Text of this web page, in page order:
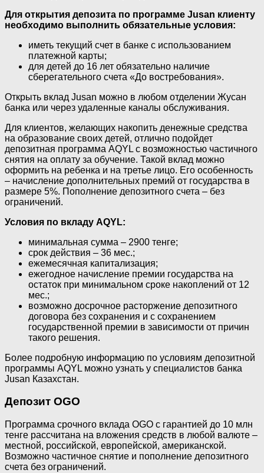
Для открытия депозита по программе Jusan клиенту
необходимо выполнить обязательные условия:
иметь текущий счет в банке с использованием
платежной карты;
для детей до 16 лет обязательно наличие
сберегательного счета «До востребования».
Открыть вклад Jusan можно в любом отделении Жусан
банка или через удаленные каналы обслуживания.
Для клиентов, желающих накопить денежные средства
на образование своих детей, отлично подойдет
депозитная программа AQYL с возможностью частичного
снятия на оплату за обучение. Такой вклад можно
оформить на ребенка и на третье лицо. Его особенность
– начисление дополнительных премий от государства в
размере 5%. Пополнение депозитного счета – без
ограничений.
Условия по вкладу AQYL:
минимальная сумма – 2900 тенге;
срок действия – 36 мес.;
ежемесячная капитализация;
ежегодное начисление премии государства на
остаток при минимальном сроке накоплений от 12
мес.;
возможно досрочное расторжение депозитного
договора без сохранения и с сохранением
государственной премии в зависимости от причин
такого решения.
Более подробную информацию по условиям депозитной
программы AQYL можно узнать у специалистов банка
Jusan Казахстан.
Депозит OGO
Программа срочного вклада OGO с гарантией до 10 млн
тенге рассчитана на вложения средств в любой валюте –
местной, российской, европейской, американской.
Возможно частичное снятие и пополнение депозитного
счета без ограничений.